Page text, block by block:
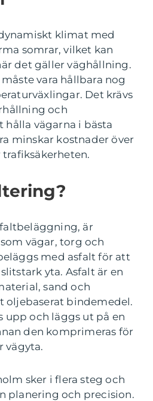
klimat med
somrar, vilket kan
det gäller väghållning.
vara hållbara nog
Det krävs
och
vägarna i bästa
minskar kostnader över
är
vägar, torg och
med asfalt för att
yta. Asfalt är en
sand och
oljebaserat bindemedel.
upp och läggs ut på en
den komprimeras för
vägyta.
sker i flera steg och
planering och precision.